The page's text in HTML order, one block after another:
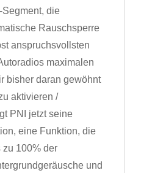
Segment, die
Rauschsperre
anspruchsvollsten
maximalen
bisher daran gewöhnt
aktivieren /
PNI jetzt seine
eine Funktion, die
zu 100% der
und